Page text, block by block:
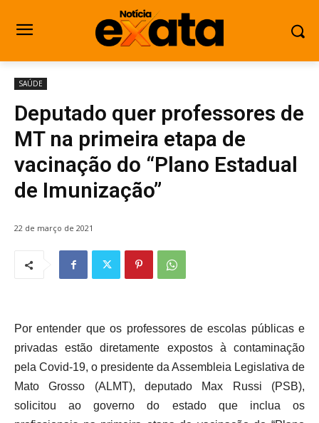
SAÚDE
Deputado quer professores de
MT na primeira etapa de
vacinação do “Plano Estadual
de Imunização”
22 de março de 2021
Por entender que os professores de escolas públicas e
privadas estão diretamente expostos à contaminação
pela Covid-19, o presidente da Assembleia Legislativa de
Mato Grosso (ALMT), deputado Max Russi (PSB),
solicitou ao governo do estado que inclua os